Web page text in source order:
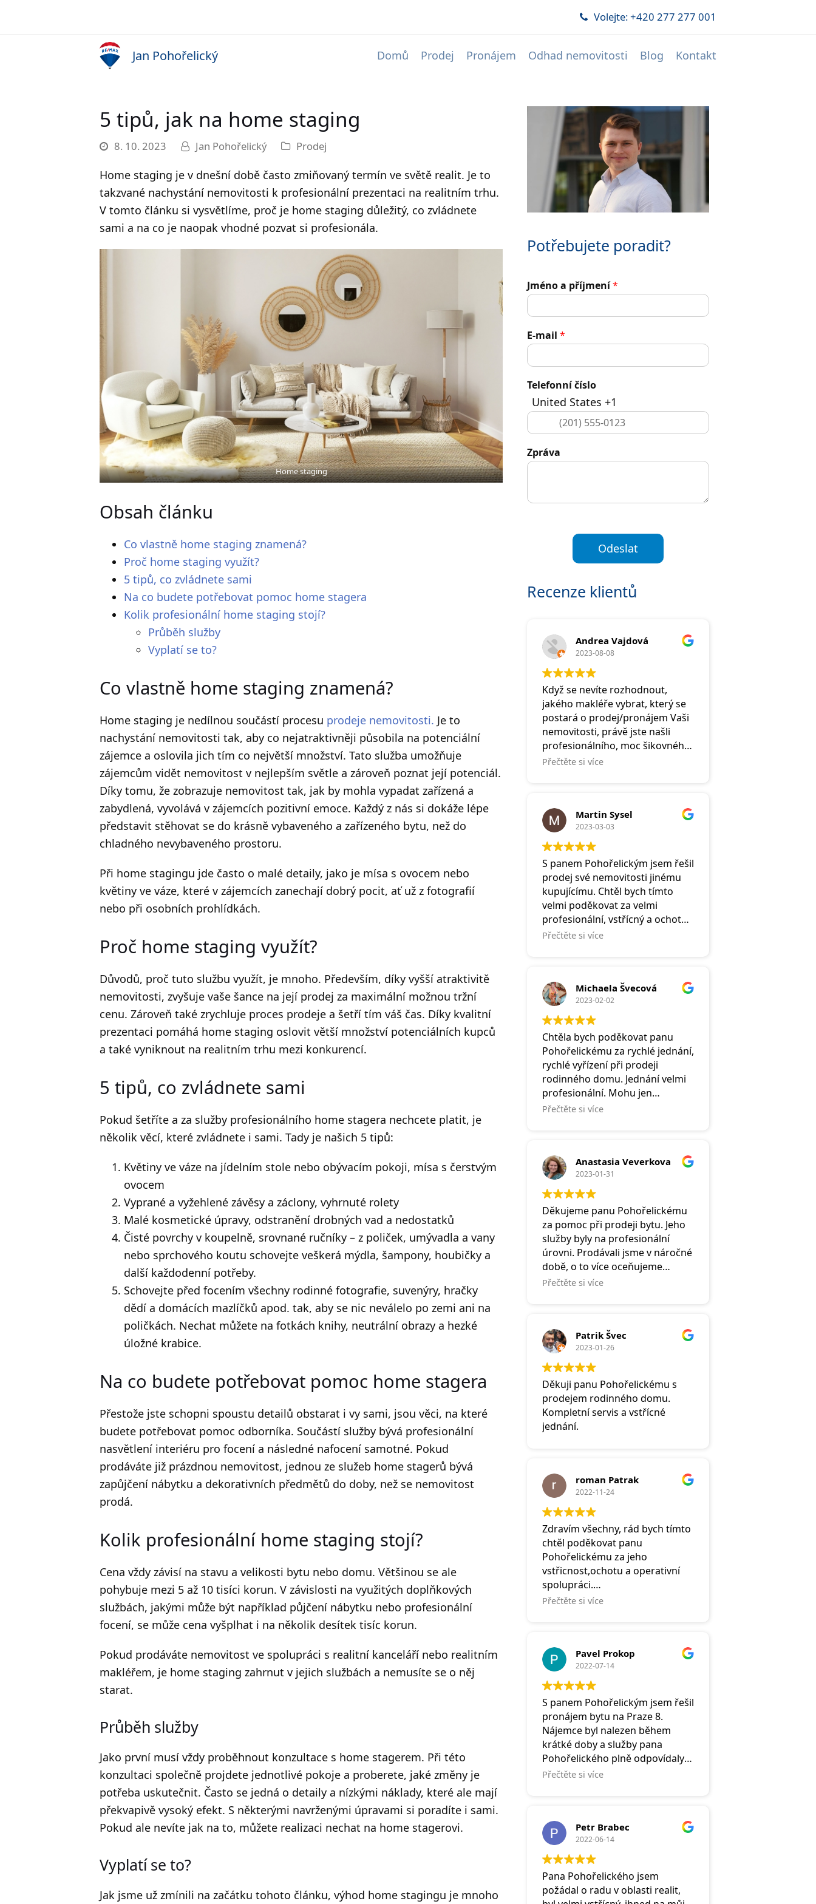
Volejte: +420 277 277 001
Jan Pohořelický Domů Prodej Pronájem Odhad nemovitosti Blog Kontakt
5 tipů, jak na home staging
8. 10. 2023 Jan Pohořelický Prodej
Home staging je v dnešní době často zmiňovaný termín ve světě realit. Je to
takzvané nachystání nemovitosti k profesionální prezentaci na realitním trhu.
V tomto článku si vysvětlíme, proč je home staging důležitý, co zvládnete
sami a na co je naopak vhodné pozvat si profesionála.
Home staging
Obsah článku
Co vlastně home staging znamená?
Proč home staging využít?
5 tipů, co zvládnete sami
Na co budete potřebovat pomoc home stagera
Kolik profesionální home staging stojí?
Průběh služby
Vyplatí se to?
Co vlastně home staging znamená?
Home staging je nedílnou součástí procesu prodeje nemovitosti. Je to
nachystání nemovitosti tak, aby co nejatraktivněji působila na potenciální
zájemce a oslovila jich tím co největší množství. Tato služba umožňuje
zájemcům vidět nemovitost v nejlepším světle a zároveň poznat její potenciál.
Díky tomu, že zobrazuje nemovitost tak, jak by mohla vypadat zařízená a
zabydlená, vyvolává v zájemcích pozitivní emoce. Každý z nás si dokáže lépe
představit stěhovat se do krásně vybaveného a zařízeného bytu, než do
chladného nevybaveného prostoru.
Při home stagingu jde často o malé detaily, jako je mísa s ovocem nebo
květiny ve váze, které v zájemcích zanechají dobrý pocit, ať už z fotografií
nebo při osobních prohlídkách.
Proč home staging využít?
Důvodů, proč tuto službu využít, je mnoho. Především, díky vyšší atraktivitě
nemovitosti, zvyšuje vaše šance na její prodej za maximální možnou tržní
cenu. Zároveň také zrychluje proces prodeje a šetří tím váš čas. Díky kvalitní
prezentaci pomáhá home staging oslovit větší množství potenciálních kupců
a také vyniknout na realitním trhu mezi konkurencí.
5 tipů, co zvládnete sami
Pokud šetříte a za služby profesionálního home stagera nechcete platit, je
několik věcí, které zvládnete i sami. Tady je našich 5 tipů:
Květiny ve váze na jídelním stole nebo obývacím pokoji, mísa s čerstvým
ovocem
Vyprané a vyžehlené závěsy a záclony, vyhrnuté rolety
Malé kosmetické úpravy, odstranění drobných vad a nedostatků
Čisté povrchy v koupelně, srovnané ručníky – z poliček, umývadla a vany
nebo sprchového koutu schovejte veškerá mýdla, šampony, houbičky a
další každodenní potřeby.
Schovejte před focením všechny rodinné fotografie, suvenýry, hračky
dědí a domácích mazlíčků apod. tak, aby se nic neválelo po zemi ani na
poličkách. Nechat můžete na fotkách knihy, neutrální obrazy a hezké
úložné krabice.
Na co budete potřebovat pomoc home stagera
Přestože jste schopni spoustu detailů obstarat i vy sami, jsou věci, na které
budete potřebovat pomoc odborníka. Součástí služby bývá profesionální
nasvětlení interiéru pro focení a následné nafocení samotné. Pokud
prodáváte již prázdnou nemovitost, jednou ze služeb home stagerů bývá
zapůjčení nábytku a dekorativních předmětů do doby, než se nemovitost
prodá.
Kolik profesionální home staging stojí?
Cena vždy závisí na stavu a velikosti bytu nebo domu. Většinou se ale
pohybuje mezi 5 až 10 tisíci korun. V závislosti na využitých doplňkových
službách, jakými může být například půjčení nábytku nebo profesionální
focení, se může cena vyšplhat i na několik desítek tisíc korun.
Pokud prodáváte nemovitost ve spolupráci s realitní kanceláří nebo realitním
makléřem, je home staging zahrnut v jejich službách a nemusíte se o něj
starat.
Průběh služby
Jako první musí vždy proběhnout konzultace s home stagerem. Při této
konzultaci společně projdete jednotlivé pokoje a proberete, jaké změny je
potřeba uskutečnit. Často se jedná o detaily a nízkými náklady, které ale mají
překvapivě vysoký efekt. S některými navrženými úpravami si poradíte i sami.
Pokud ale nevíte jak na to, můžete realizaci nechat na home stagerovi.
Vyplatí se to?
Jak jsme už zmínili na začátku tohoto článku, výhod home stagingu je mnoho
Potřebujete poradit?
Jméno a příjmení*
E-mail *
Telefonní číslo
United States +1
Zpráva
Odeslat
Recenze klientů
Andrea Vajdová
2023-08-08
Když se nevíte rozhodnout,
jakého makléře vybrat, který se
postará o prodej/pronájem Vaši
nemovitosti, právě jste našli
profesionálního, moc šikovného
a vstřícného makléře. Je to
Přečtěte si více
Martin Sysel
2023-03-03
S panem Pohořelickým jsem řešil
prodej své nemovitosti jinému
kupujícímu. Chtěl bych tímto
velmi poděkovat za velmi
profesionální, vstřícný a ochotný
přístup k věci, ze které neměl v
Přečtěte si více
Michaela Švecová
2023-02-02
Chtěla bych poděkovat panu
Pohořelickému za rychlé jednání,
rychlé vyřízení při prodeji
rodinného domu. Jednání velmi
profesionální. Mohu jen
doporučit.
Přečtěte si více
Anastasia Veverkova
2023-01-31
Děkujeme panu Pohořelickému
za pomoc při prodeji bytu. Jeho
služby byly na profesionální
úrovni. Prodávali jsme v náročné
době, o to více oceňujeme
zvláště pravidelné informování o
vystupování a lidský přístup.
Pana Pohořelického můžeme
vřele doporučit.
Přečtěte si více
Patrik Švec
2023-01-26
Děkuji panu Pohořelickému s
prodejem rodinného domu.
Kompletní servis a vstřícné
jednání.
roman Patrak
2022-11-24
Zdravím všechny, rád bych tímto
chtěl poděkovat panu
Pohořelickému za jeho
vstřicnost,ochotu a operativní
spolupráci.
Vřele jeho služby doporučuji!
korektně na obou stranách
(prodávajícího a kupujícího)!!
Takových je málo.Spousta jeho
konkurentů stojí jen na straně
prodávajícího? Což je za mne
špatně..
S pozdravem,RP
Přečtěte si více
Pavel Prokop
2022-07-14
S panem Pohořelickým jsem řešil
pronájem bytu na Praze 8.
Nájemce byl nalezen během
krátké doby a služby pana
Pohořelického plně odpovídaly
mottu Remaxu - Realitní služby,
Přečtěte si více
Petr Brabec
2022-06-14
Pana Pohořelického jsem
požádal o radu v oblasti realit,